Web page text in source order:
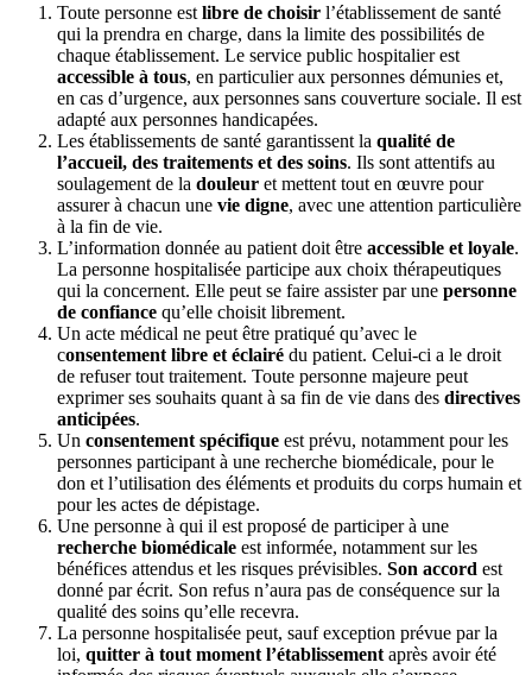
Toute personne est libre de choisir l’établissement de santé
qui la prendra en charge, dans la limite des possibilités de
chaque établissement. Le service public hospitalier est
accessible à tous, en particulier aux personnes démunies et,
en cas d’urgence, aux personnes sans couverture sociale. Il est
adapté aux personnes handicapées.
Les établissements de santé garantissent la qualité de
l’accueil, des traitements et des soins. Ils sont attentifs au
soulagement de la douleur et mettent tout en œuvre pour
assurer à chacun une vie digne, avec une attention particulière
à la fin de vie.
L’information donnée au patient doit être accessible et loyale.
La personne hospitalisée participe aux choix thérapeutiques
qui la concernent. Elle peut se faire assister par une personne
de confiance qu’elle choisit librement.
Un acte médical ne peut être pratiqué qu’avec le
consentement libre et éclairé du patient. Celui-ci a le droit
de refuser tout traitement. Toute personne majeure peut
exprimer ses souhaits quant à sa fin de vie dans des directives
anticipées.
Un consentement spécifique est prévu, notamment pour les
personnes participant à une recherche biomédicale, pour le
don et l’utilisation des éléments et produits du corps humain et
pour les actes de dépistage.
Une personne à qui il est proposé de participer à une
recherche biomédicale est informée, notamment sur les
bénéfices attendus et les risques prévisibles. Son accord est
donné par écrit. Son refus n’aura pas de conséquence sur la
qualité des soins qu’elle recevra.
La personne hospitalisée peut, sauf exception prévue par la
loi, quitter à tout moment l’établissement après avoir été